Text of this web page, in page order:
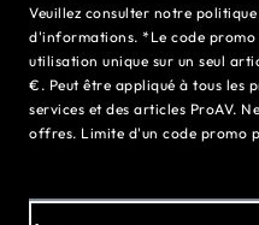
Veuillez consulter notre
d'informations. *Le code promo
utilisation unique sur un seul
€. Peut être appliqué à tous les
services et des articles ProAV.
offres. Limite d'un code promo